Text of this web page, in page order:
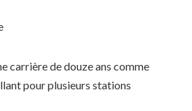
carrière de douze ans comme
pour plusieurs stations